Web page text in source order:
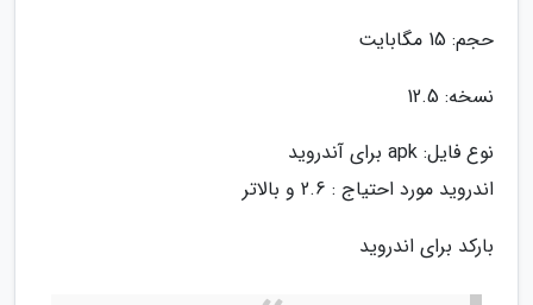
حجم: 15 مگابایت
نسخه: 12.5
نوع فایل: apk برای آندروید
اندروید مورد احتیاج : 2.6 و بالاتر
بارکد برای اندروید